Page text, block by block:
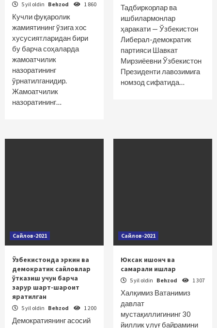
5 yil oldin Behzod 1 860
Кучли фуқаролик
жамиятининг ўзига хос
хусусиятларидан бири
бу барча соҳаларда
жамоатчилик
назоратининг
ўрнатилганидир.
Жамоатчилик
назоратининг…
Тадбиркорлар ва
ишбилармонлар
ҳаракати — Ўзбекистон
Либерал-демократик
партияси Шавкат
Мирзиёевни Ўзбекистон
Президенти лавозимига
номзод сифатида…
Сайлов-2021
Ўзбекистонда эркин ва
демократик сайловлар
ўтказиш учун барча
зарур шарт-шароит
яратилган
5 yil oldin Behzod 1 200
Демократиянинг асосий
Сайлов-2021
Юксак ишонч ва
самарали ишлар
5 yil oldin Behzod 1 307
Халқимиз Ватанимиз
давлат
мустақиллигининг 30
йиллик улуғ байрамини